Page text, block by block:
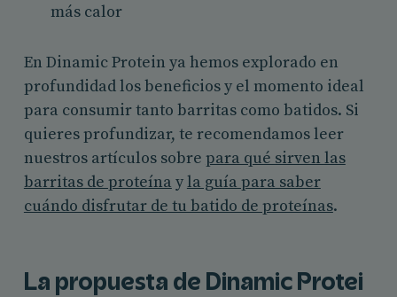
más calor
En Dinamic Protein ya hemos explorado en
profundidad los beneficios y el momento ideal
para consumir tanto barritas como batidos. Si
quieres profundizar, te recomendamos leer
nuestros artículos sobre para qué sirven las
barritas de proteína yla guía para saber
cuándo disfrutar de tu batido de proteínas.
La propuesta de Dinamic Protei